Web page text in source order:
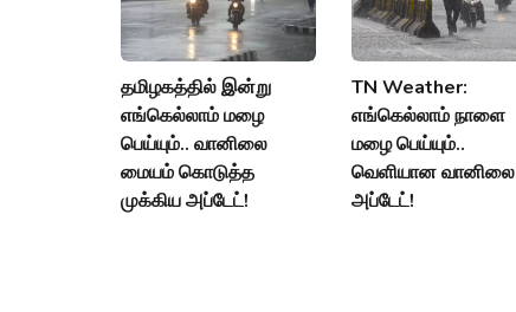
தமிழகத்தில் இன்று
எங்கெல்லாம் மழை
பெய்யும்.. வானிலை
மையம் கொடுத்த
முக்கிய அப்டேட்!
TN Weather:
எங்கெல்லாம் நாளை
மழை பெய்யும்..
வெளியான வானிலை
அப்டேட்!